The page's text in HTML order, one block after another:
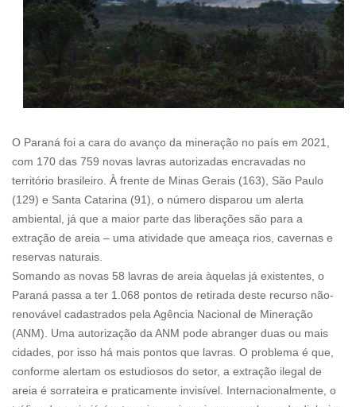
O Paraná foi a cara do avanço da mineração no país em 2021,
com 170 das 759 novas lavras autorizadas encravadas no
território brasileiro. À frente de Minas Gerais (163), São Paulo
(129) e Santa Catarina (91), o número disparou um alerta
ambiental, já que a maior parte das liberações são para a
extração de areia – uma atividade que ameaça rios, cavernas e
reservas naturais.
Somando as novas 58 lavras de areia àquelas já existentes, o
Paraná passa a ter 1.068 pontos de retirada deste recurso não-
renovável cadastrados pela Agência Nacional de Mineração
(ANM). Uma autorização da ANM pode abranger duas ou mais
cidades, por isso há mais pontos que lavras. O problema é que,
conforme alertam os estudiosos do setor, a extração ilegal de
areia é sorrateira e praticamente invisível. Internacionalmente, o